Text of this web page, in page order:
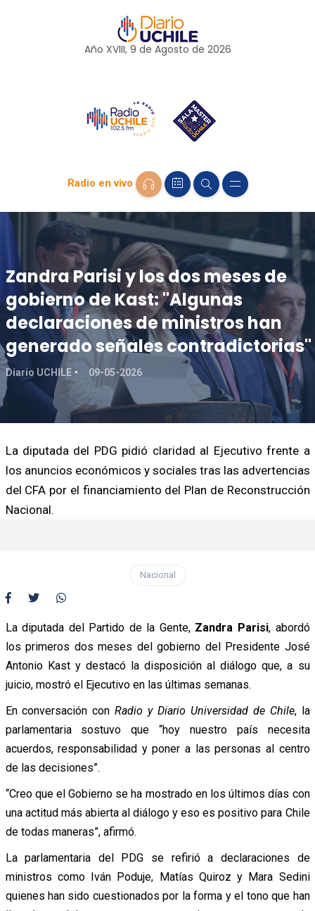
Año XVIII, 9 de Agosto de 2026
Radio en vivo
Zandra Parisi y los dos meses de
gobierno de Kast: "Algunas
declaraciones de ministros han
generado señales contradictorias"
Diario UCHILE 09-05-2026
La diputada del PDG pidió claridad al Ejecutivo frente a
los anuncios económicos y sociales tras las advertencias
del CFA por el financiamiento del Plan de Reconstrucción
Nacional.
Nacional
La diputada del Partido de la Gente,Zandra Parisi, abordó
los primeros dos meses del gobierno del Presidente José
Antonio Kast y destacó la disposición al diálogo que, a su
juicio, mostró el Ejecutivo en las últimas semanas.
En conversación con Radio y Diario Universidad de Chile, la
parlamentaria sostuvo que “hoy nuestro país necesita
acuerdos, responsabilidad y poner a las personas al centro
de las decisiones”.
“Creo que el Gobierno se ha mostrado en los últimos días con
una actitud más abierta al diálogo y eso es positivo para Chile
de todas maneras”, afirmó.
La parlamentaria del PDG se refirió a declaraciones de
ministros como Iván Poduje, Matías Quiroz y Mara Sedini
quienes han sido cuestionados por la forma y el tono que han